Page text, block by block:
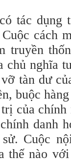
tác dụng
cách
truyền
chủ nghĩa
tàn dư
buộc
của chính
danh
Cuộc
thế nào